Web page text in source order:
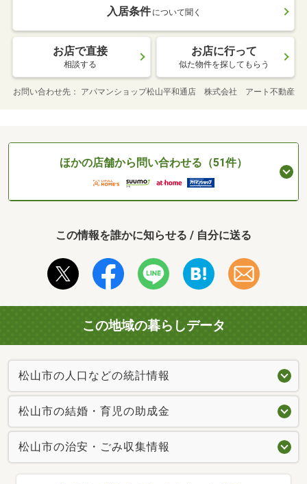
入居条件 について聞く
お店で直接
相談する
お店に行って
似た物件を探してもらう
お問い合わせ先 アパマンショップ松山平和通店 株式会社 アート不動産
ほかの店舗から問い合わせる（51件）
この情報を誰かに知らせる / 自分に送る
この地域の暮らしデータ
松山市の人口などの統計情報
松山市の結婚・育児の助成金
松山市の治安・ごみ収集情報